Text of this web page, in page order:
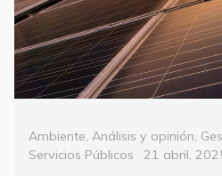
Categorías
Ambiente, Análisis y opinión,
Servicios Públicos
Posted
21 abril,